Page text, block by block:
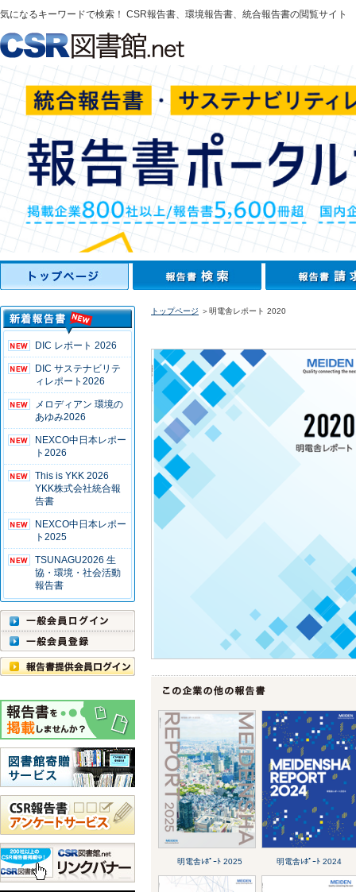
気になるキーワードで検索！ CSR報告書、環境報告書、統合報告書の閲覧サイト
DIC レポート 2026
DIC サステナビリテ
ィレポート2026
メロディアン 環境の
あゆみ2026
NEXCO中日本レポー
ト2026
This is YKK 2026
YKK株式会社統合報
告書
NEXCO中日本レポー
ト2025
TSUNAGU2026 生
協・環境・社会活動
報告書
トップページ ＞明電舎レポート 2020
明電舎ﾚﾎﾟｰﾄ 2025 明電舎ﾚﾎﾟｰﾄ 2024